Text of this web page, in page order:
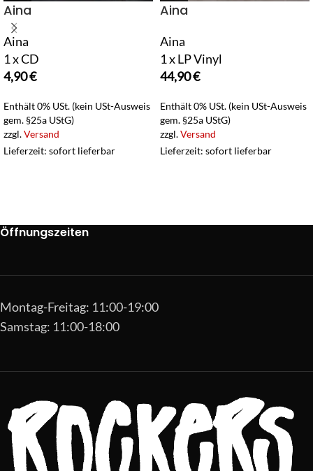
Aina
Aina
1 x CD
4,90€
Enthält 0% USt. (kein USt-Ausweis
gem. §25a UStG)
zzgl.Versand
Lieferzeit: sofort lieferbar
Aina
Aina
1 x LP Vinyl
44,90€
Enthält 0% USt. (kein USt-Ausweis
gem. §25a UStG)
zzgl.Versand
Lieferzeit: sofort lieferbar
Öffnungszeiten
Montag-Freitag: 11:00-19:00
Samstag: 11:00-18:00